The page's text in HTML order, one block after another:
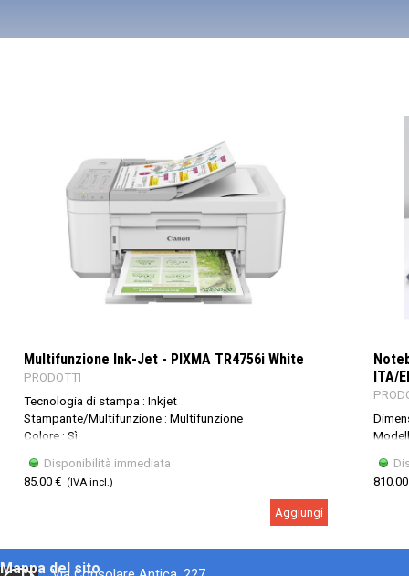
Multifunzione Ink-Jet - PIXMA TR4756i White
PRODOTTI
Tecnologia di stampa : Inkjet
Stampante/Multifunzione : Multifunzione
Colore : Sì
Scheda di rete : no
Fronte/retro automatico in stampa : sì
Disponibilità immediata
85.00 € (IVA incl.)
Aggiungi
ITA/
Mappa del sito